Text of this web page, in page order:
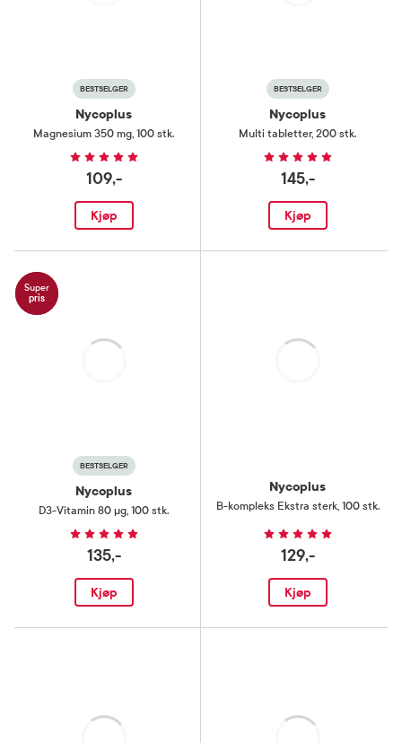
BESTSELGER
Nycoplus
Magnesium 350 mg, 100 stk.
109,-
Kjøp
BESTSELGER
Nycoplus
Multi tabletter, 200 stk.
145,-
Kjøp
Super
pris
BESTSELGER
Nycoplus
D3-Vitamin 80 µg, 100 stk.
135,-
Kjøp
Nycoplus
B-kompleks Ekstra sterk, 100 stk.
129,-
Kjøp